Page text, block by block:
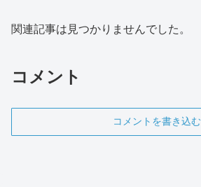
関連記事は見つかりませんでした。
コメント
コメントを書き込む